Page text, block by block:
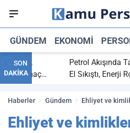
GÜNDEM EKONOMI
SON
DAKİKA
bitti,
maç
Petrol Akışında
El Sıkıştı, Enerji
Haberler Gündem
Ehliyet ve
başvurusu!
Ehliyet ve kimlikler